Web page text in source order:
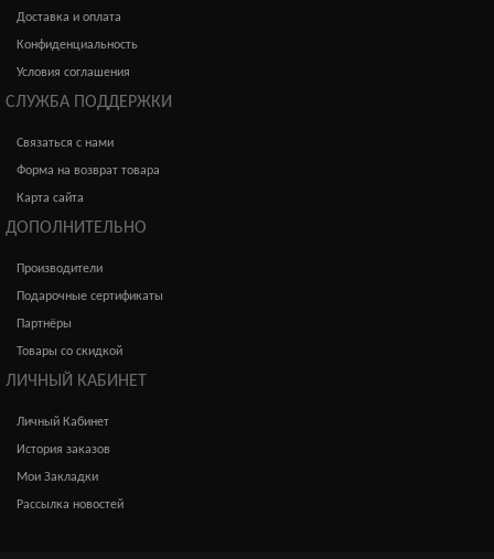
Доставка и оплата
Конфиденциальность
Условия соглашения
СЛУЖБА ПОДДЕРЖКИ
Связаться с нами
Форма на возврат товара
Карта сайта
ДОПОЛНИТЕЛЬНО
Производители
Подарочные сертификаты
Партнёры
Товары со скидкой
ЛИЧНЫЙ КАБИНЕТ
Личный Кабинет
История заказов
Мои Закладки
Рассылка новостей